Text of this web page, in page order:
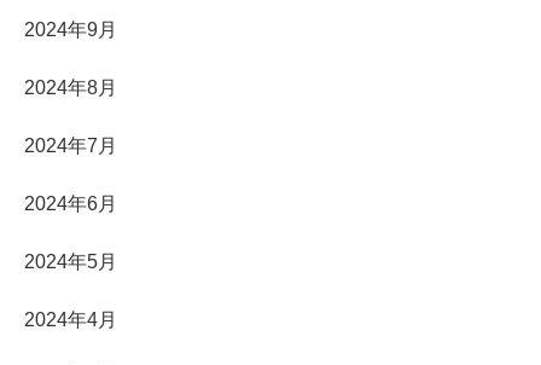
2024年9月
2024年8月
2024年7月
2024年6月
2024年5月
2024年4月